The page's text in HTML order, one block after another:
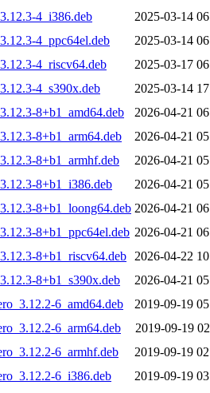
4_i386.deb
2025-03-14
4_ppc64el.deb
2025-03-14
4_riscv64.deb
2025-03-17
4_s390x.deb
2025-03-14
8+b1_amd64.deb
2026-04-21
8+b1_arm64.deb
2026-04-21
8+b1_armhf.deb
2026-04-21
8+b1_i386.deb
2026-04-21
8+b1_loong64.deb 2026-04-21
8+b1_ppc64el.deb 2026-04-21
8+b1_riscv64.deb
2026-04-22
8+b1_s390x.deb
2026-04-21
6_amd64.deb
2019-09-19
6_arm64.deb
2019-09-19
6_armhf.deb
2019-09-19
6_i386.deb
2019-09-19